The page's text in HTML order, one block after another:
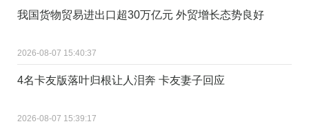
我国货物贸易进出口超30万亿元 外贸增长态势良好
2026-08-07 15:40:37
4名卡友版落叶归根让人泪奔 卡友妻子回应
2026-08-07 15:39:17